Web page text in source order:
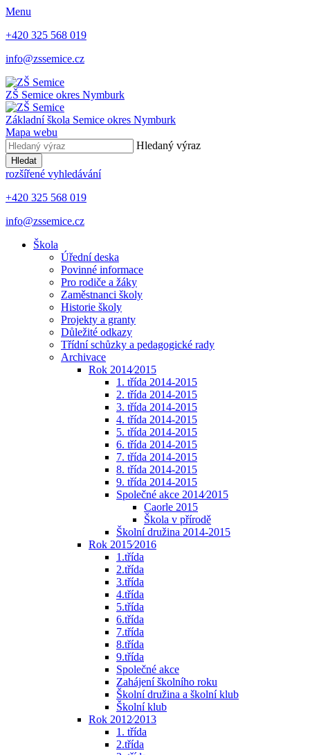
Menu
+420 325 568 019
info@zssemice.cz
ZŠ Semice okres Nymburk
Základní škola Semice okres Nymburk
Mapa webu
Hledaný výraz
Hledat
rozšířené vyhledávání
+420 325 568 019
info@zssemice.cz
Škola
Úřední deska
Povinné informace
Pro rodiče a žáky
Zaměstnanci školy
Historie školy
Projekty a granty
Důležité odkazy
Třídní schůzky a pedagogické rady
Archivace
Rok 2014⁄2015
1. třída 2014-2015
2. třída 2014-2015
3. třída 2014-2015
4. třída 2014-2015
5. třída 2014-2015
6. třída 2014-2015
7. třída 2014-2015
8. třída 2014-2015
9. třída 2014-2015
Společné akce 2014⁄2015
Caorle 2015
Škola v přírodě
Školní družina 2014-2015
Rok 2015⁄2016
1.třída
2.třída
3.třída
4.třída
5.třída
6.třída
7.třída
8.třída
9.třída
Společné akce
Zahájení školního roku
Školní družina a školní klub
Školní klub
Rok 2012⁄2013
1. třída
2.třída